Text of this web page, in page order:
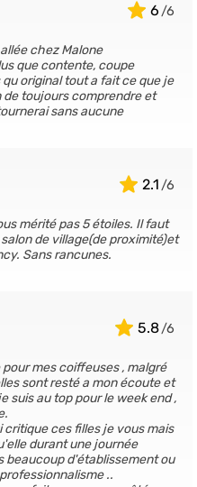
6
chez Malone
que contente, coupe
original tout a fait ce que je
de toujours comprendre et
sans aucune
2.1
mérité pas 5 étoiles. Il faut
de village(de proximité)et
Sans rancunes.
5.8
mes coiffeuses , malgré
sont resté a mon écoute et
suis au top pour le week end ,
critique ces filles je vous mais
durant une journée
beaucoup d'établissement ou
..